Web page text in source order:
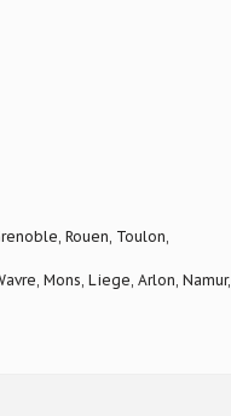
Rouen, Toulon,
Mons, Liege, Arlon, Namur,